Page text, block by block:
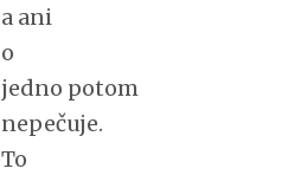
a ani
o
jedno potom
nepečuje.
To